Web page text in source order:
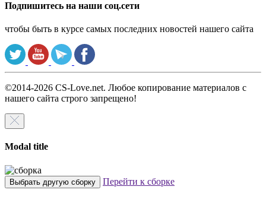
Подпишитесь на наши соц.сети
чтобы быть в курсе самых последних новостей нашего сайта
©2014-2026 CS-Love.net. Любое копирование материалов с
нашего сайта строго запрещено!
Modal title
Выбрать другую сборку Перейти к сборке